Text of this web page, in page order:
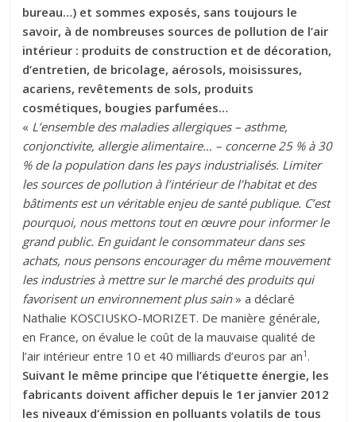
bureau…) et sommes exposés, sans toujours le
savoir, à de nombreuses sources de pollution de l’air
intérieur : produits de construction et de décoration,
d’entretien, de bricolage, aérosols, moisissures,
acariens, revêtements de sols, produits
cosmétiques, bougies parfumées…
« L’ensemble des maladies allergiques – asthme,
conjonctivite, allergie alimentaire… – concerne 25 % à 30
% de la population dans les pays industrialisés. Limiter
les sources de pollution à l’intérieur de l’habitat et des
bâtiments est un véritable enjeu de santé publique. C’est
pourquoi, nous mettons tout en œuvre pour informer le
grand public. En guidant le consommateur dans ses
achats, nous pensons encourager du même mouvement
les industries à mettre sur le marché des produits qui
favorisent un environnement plus sain» a déclaré
Nathalie KOSCIUSKO-MORIZET. De manière générale,
en France, on évalue le coût de la mauvaise qualité de
l’air intérieur entre 10 et 40 milliards d’euros par an1.
Suivant le même principe que l’étiquette énergie, les
fabricants doivent afficher depuis le 1er janvier 2012
les niveaux d’émission en polluants volatils de tous